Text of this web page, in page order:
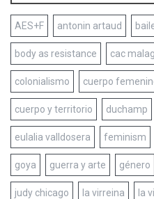
AES+F antonin artaud
body as resistance cac
colonialismo cuerpo
cuerpo y territorio duchamp
eulalia valldosera feminism
goya guerra y arte género
judy chicago la virreina la